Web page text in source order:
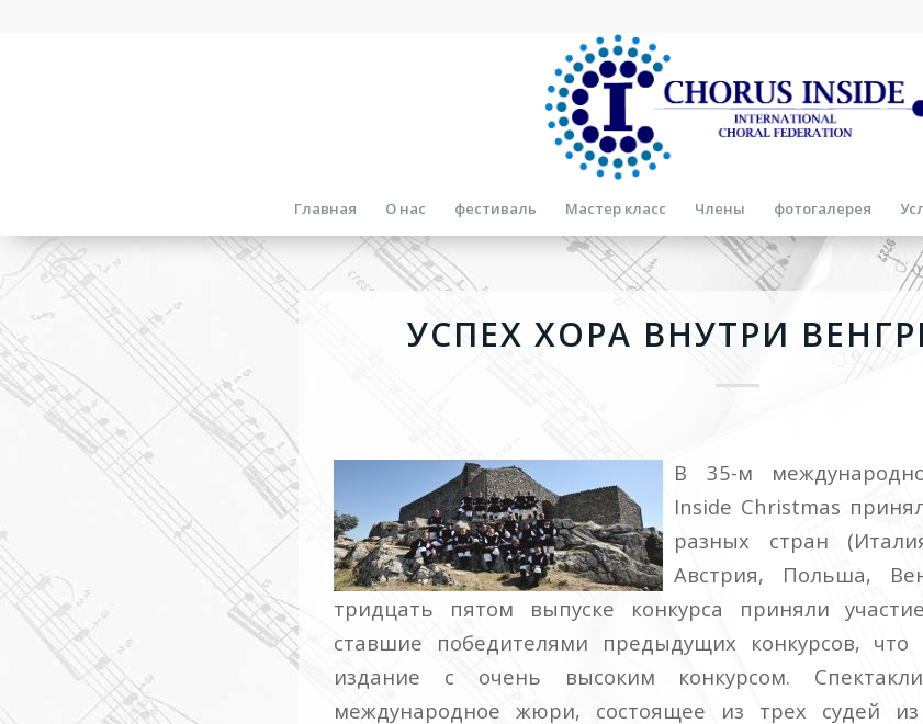
Главная О нас фестиваль Мастер класс Члены фотогалерея
УСПЕХ ХОРА ВНУТРИ
В 35-м
Inside Christmas
разных стран
Австрия, Польша,
тридцать пятом выпуске конкурса приняли
ставшие победителями предыдущих конкурсов, что
издание с очень высоким конкурсом.
международное жюри, состоящее из трех судей